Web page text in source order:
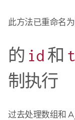
此方法已重命名为
的 id 和
制执行
过去处理数组和